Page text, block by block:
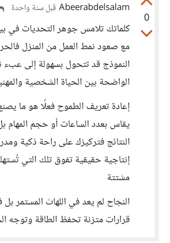
0
Abeerabdelsalam قبل سنة واحدة
كلماتك تلامس جوهر التحديات في
مع صعود نمط العمل من المنزل
النموذج قد تتحول بسهولة إلى
الواضحة بين الحياة الشخصية
إعادة تعريف الطموح فعلًا هو ما
يقاس بعدد الساعات أو حجم المهام
النتائج فتركيزك على راحة ذكية
إنتاجية حقيقية تفوق تلك التي
مشتتة
النجاح لم يعد في اللهاث المستمر
قرارات متزنة تحفظ الطاقة وتوجه